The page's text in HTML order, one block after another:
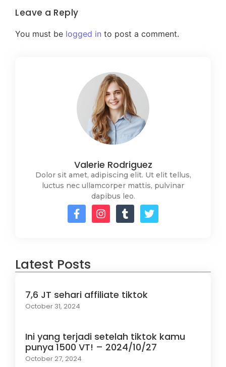
Leave a Reply
You must be logged in to post a comment.
Valerie Rodriguez
Dolor sit amet, adipiscing elit. Ut elit tellus,
luctus nec ullamcorper mattis, pulvinar
dapibus leo.
Latest Posts
7,6 JT sehari affiliate tiktok
October 31, 2024
Ini yang terjadi setelah tiktok kamu
punya 1500 VT! – 2024/10/27
October 27, 2024